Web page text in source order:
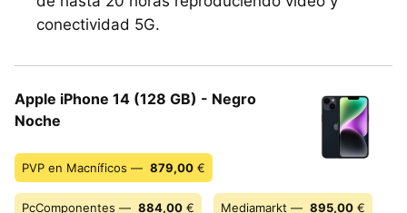
conectividad 5G.
Apple iPhone 14 (128 GB) - Negro
Noche
PVP en Macníficos — 879,00 €
PcComponentes — 884,00 € Mediamarkt — 895,00 €